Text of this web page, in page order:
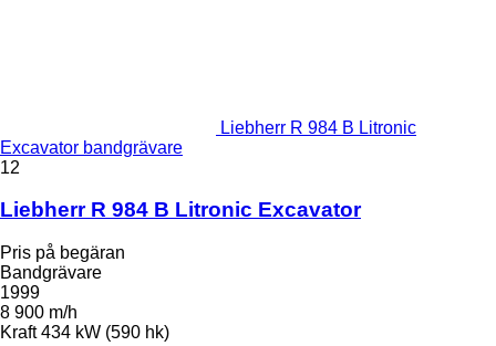
Liebherr R 984 B Litronic
Excavator bandgrävare
12
Liebherr R 984 B Litronic Excavator
Pris på begäran
Bandgrävare
1999
8 900 m/h
Kraft 434 kW (590 hk)